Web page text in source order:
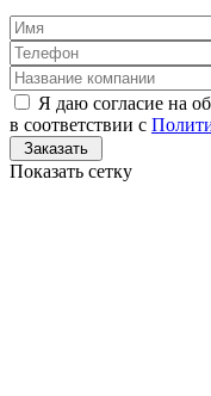
Я даю согласие на
в соответствии с
Показать сетку